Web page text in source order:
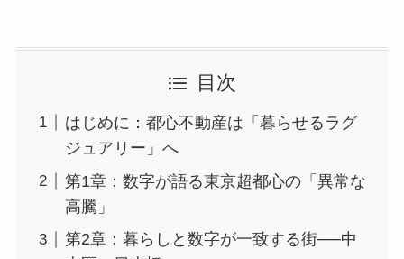
目次
はじめに：都心不動産は「暮らせるラグ
ジュアリー」へ
第1章：数字が語る東京超都心の「異常な
高騰」
第2章：暮らしと数字が一致する街──中